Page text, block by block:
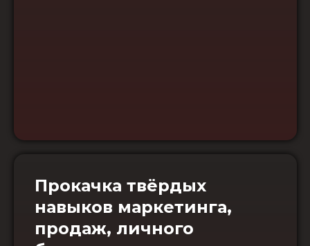
Прокачка твёрдых
навыков маркетинга,
продаж, личного